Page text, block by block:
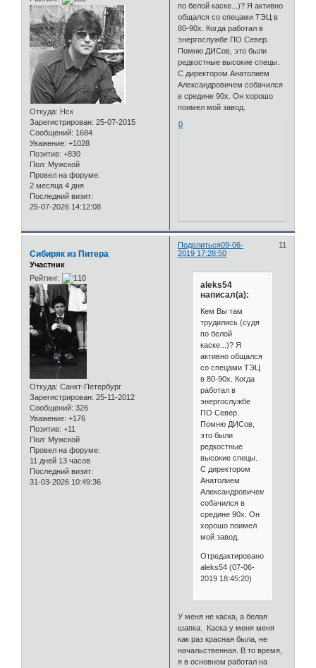
Откуда: Нск
Зарегистрирован: 25-07-2015
Сообщений: 1684
Уважение: +1028
Позитив: +830
Пол: Мужской
Провел на форуме:
2 месяца 4 дня
Последний визит:
25-07-2026 14:12:08
по белой каске...)? Я активно
общался со спецами ТЭЦ в
80-90х. Когда работал в
энергослужбе ПО Север.
Помню ДИСов, это были
редкостные высокие спецы.
С директором Анатолием
Александровичем собачился
в средине 90х. Он хорошо
поимел мой завод.
0
Поделиться 11
09-06-
2019 17:28:50
Сибиряк из Питера
Участник
Рейтинг:
Откуда: Санкт-Петербург
Зарегистрирован: 25-11-2012
Сообщений: 326
Уважение: +176
Позитив: +11
Пол: Мужской
Провел на форуме:
11 дней 13 часов
Последний визит:
31-03-2026 10:49:36
aleks54
написал(а):
Кем Вы там
трудились (судя
по белой
каске...)? Я
активно общался
со спецами ТЭЦ
в 80-90х. Когда
работал в
энергослужбе
ПО Север.
Помню ДИСов,
это были
редкостные
высокие спецы.
С директором
Анатолием
Александровичем
собачился в
средине 90х. Он
хорошо поимел
мой завод.
Отредактировано
aleks54 (07-06-
2019 18:45:20)
У меня не каска, а белая
шапка. Каска у меня меня
как раз красная была, не
начальственная. В то время,
я в основном работал на